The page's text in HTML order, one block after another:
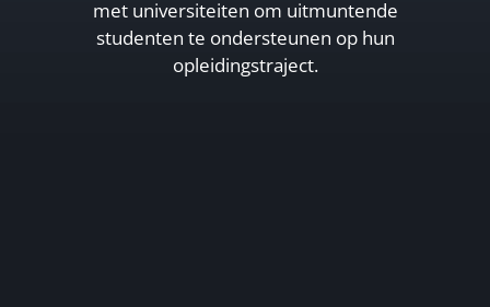
met universiteiten om uitmuntende
studenten te ondersteunen op hun
opleidingstraject.